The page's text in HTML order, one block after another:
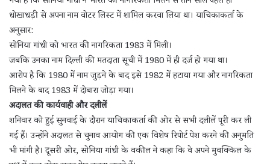
धोखाधड़ी से अपना नाम वोटर लिस्ट में शामिल करवा लिया था। याचिकाकर्ता के
अनुसार:
सोनिया गांधी को भारत की नागरिकता 1983 में मिली।
जबकि उनका नाम दिल्ली की मतदाता सूची में 1980 में ही दर्ज हो गया था।
आरोप है कि 1980 में नाम जुड़ने के बाद इसे 1982 में हटाया गया और नागरिकता
मिलने के बाद 1983 में दोबारा जोड़ा गया।
अदालत की कार्यवाही और दलीलें
शनिवार को हुई सुनवाई के दौरान याचिकाकर्ता की ओर से सभी दलीलें पूरी कर ली
गई हैं। उन्होंने अदालत से चुनाव आयोग की एक विशेष रिपोर्ट पेश करने की अनुमति
भी मांगी है। दूसरी ओर, सोनिया गांधी के वकील ने कहा कि वे अपने मुवक्किल के